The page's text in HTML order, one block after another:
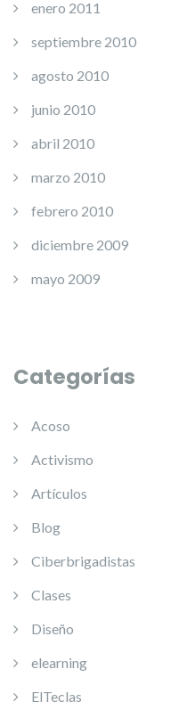
enero 2011
septiembre 2010
agosto 2010
junio 2010
abril 2010
marzo 2010
febrero 2010
diciembre 2009
mayo 2009
Categorías
Acoso
Activismo
Artículos
Blog
Ciberbrigadistas
Clases
Diseño
elearning
ElTeclas